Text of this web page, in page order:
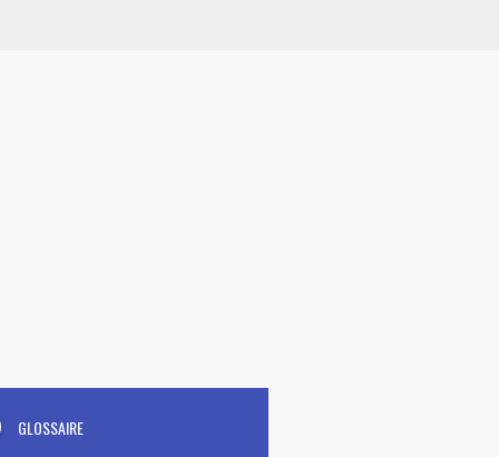
GLOSSAIRE